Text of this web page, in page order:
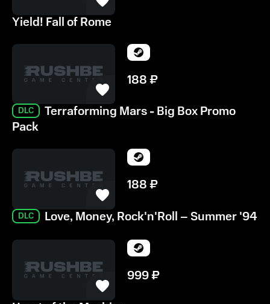
Yield! Fall of Rome
188₽
DLC
Terraforming Mars - Big Box Promo
Pack
188₽
DLC Love, Money, Rock'n'Roll – Summer '94
999₽